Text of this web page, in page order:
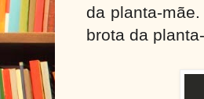
da planta-
brota da